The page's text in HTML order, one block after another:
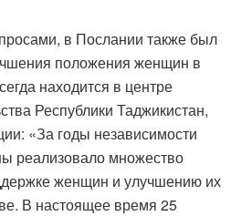
в Послании также был
положения женщин в
находится в центре
Республики Таджикистан,
«За годы независимости
реализовало множество
женщин и улучшению их
В настоящее время 25